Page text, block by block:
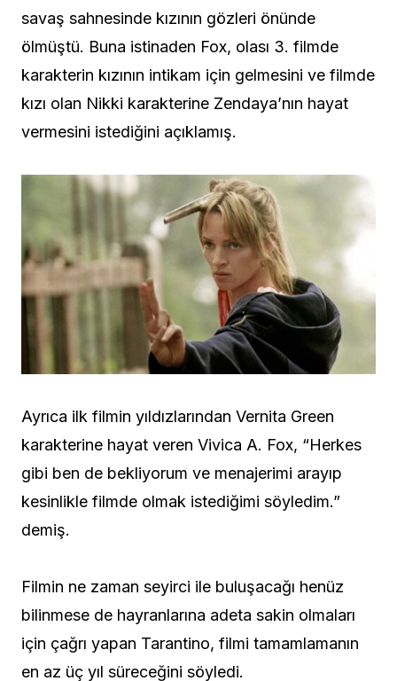
savaş sahnesinde kızının gözleri önünde
ölmüştü. Buna istinaden Fox, olası 3. filmde
karakterin kızının intikam için gelmesini ve filmde
kızı olan Nikki karakterine Zendaya’nın hayat
vermesini istediğini açıklamış.
Ayrıca ilk filmin yıldızlarından Vernita Green
karakterine hayat veren Vivica A. Fox, “Herkes
gibi ben de bekliyorum ve menajerimi arayıp
kesinlikle filmde olmak istediğimi söyledim.”
demiş.
Filmin ne zaman seyirci ile buluşacağı henüz
bilinmese de hayranlarına adeta sakin olmaları
için çağrı yapan Tarantino, filmi tamamlamanın
en az üç yıl süreceğini söyledi.